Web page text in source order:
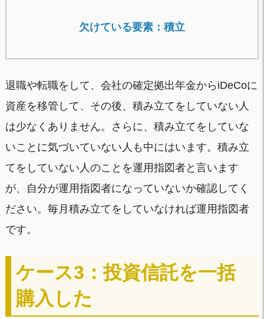
欠けている要素：積立
退職や転職をして、会社の確定拠出年金からiDeCoに
資産を移管して、その後、積み立てをしていない人
は少なくありません。さらに、積み立てをしていな
いことに気づいていない人も中にはいます。積み立
てをしていない人のことを運用指図者と言います
が、自分が運用指図者になっていないか確認してく
ださい。毎月積み立てをしていなければ運用指図者
です。
ケース3：投資信託を一括
購入した